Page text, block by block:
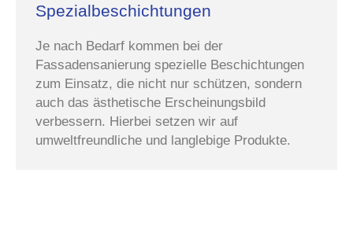
Spezialbeschichtungen
Je nach Bedarf kommen bei der
Fassadensanierung spezielle Beschichtungen
zum Einsatz, die nicht nur schützen, sondern
auch das ästhetische Erscheinungsbild
verbessern. Hierbei setzen wir auf
umweltfreundliche und langlebige Produkte.